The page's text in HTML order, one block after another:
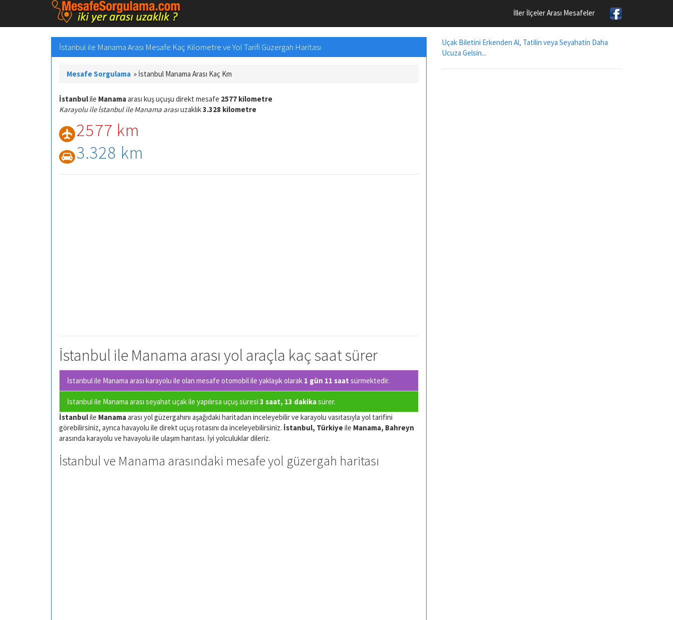
İller İlçeler Arası Mesafeler
İstanbul ile Manama Arası Mesafe Kaç Kilometre ve Yol Tarifi Güzergah Haritası
Mesafe Sorgulama » İstanbul Manama Arası Kaç Km
İstanbulile Manamaarası kuş uçuşu direkt mesafe 2577 kilometre
Karayolu ile İstanbul ile Manama arasıuzaklık3.328 kilometre
2577 km
3.328 km
İstanbul ile Manama arası yol araçla kaç saat sürer
İstanbul ile Manama arası karayolu ile olan mesafe otomobil ile yaklaşık olarak 1 gün 11 saat sürmektedir.
İstanbul ile Manama arası seyahat uçak ile yapılırsa uçuş süresi 3 saat, 13 dakikasürer.
İstanbulile Manamaarası yol güzergahını aşağıdaki haritadan inceleyebilir ve karayolu vasıtasıyla yol tarifini
görebilirsiniz, ayrıca havayolu ile direkt uçuş rotasını da inceleyebilirsiniz. İstanbul, Türkiyeile Manama, Bahreyn
arasında karayolu ve havayolu ile ulaşım harıtası. İyi yolculuklar dileriz.
İstanbul ve Manama arasındaki mesafe yol güzergah haritası
Uçak Biletini Erkenden Al, Tatilin veya Seyahatin Daha
Ucuza Gelsin...